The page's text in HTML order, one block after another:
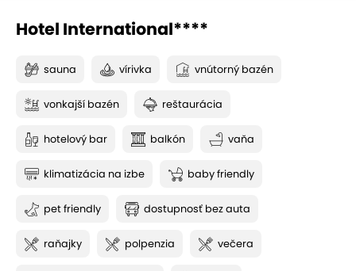
Hotel International****
sauna vírivka vnútorný bazén
vonkajší bazén reštaurácia
hotelový bar balkón vaňa
klimatizácia na izbe baby friendly
pet friendly dostupnosť bez auta
raňajky polpenzia večera